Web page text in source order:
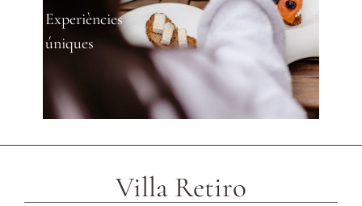
Experiències
úniques
Villa Retiro